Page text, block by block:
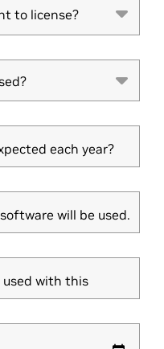
to license?
each year?
will be used.
used with this